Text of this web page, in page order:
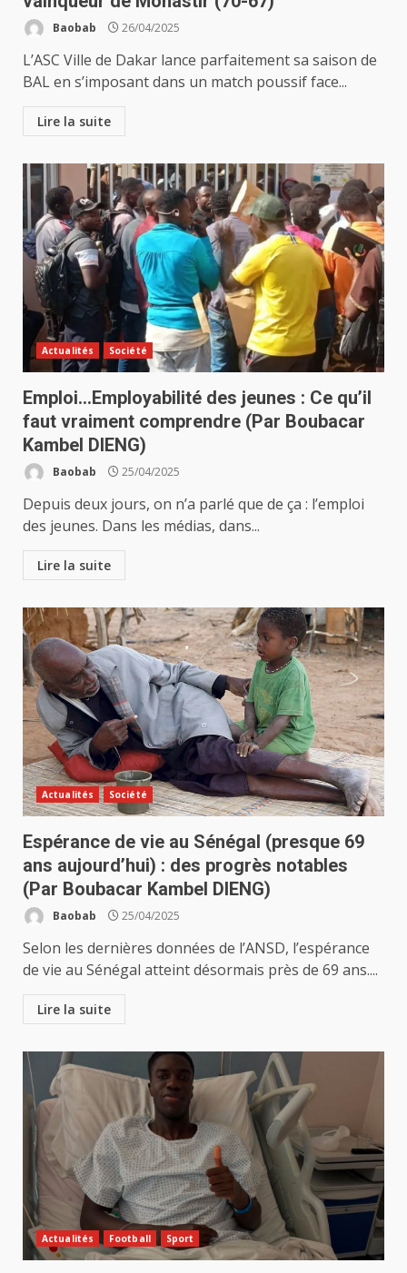
Baobab 26/04/2025
L’ASC Ville de Dakar lance parfaitement sa saison de
BAL en s’imposant dans un match poussif face...
Lire la suite
Actualités Société
Emploi…Employabilité des jeunes : Ce qu’il
faut vraiment comprendre (Par Boubacar
Kambel DIENG)
Baobab 25/04/2025
Depuis deux jours, on n’a parlé que de ça : l’emploi
des jeunes. Dans les médias, dans...
Lire la suite
Actualités Société
Espérance de vie au Sénégal (presque 69
ans aujourd’hui) : des progrès notables
(Par Boubacar Kambel DIENG)
Baobab 25/04/2025
Selon les dernières données de l’ANSD, l’espérance
de vie au Sénégal atteint désormais près de 69 ans....
Lire la suite
Actualités Football Sport